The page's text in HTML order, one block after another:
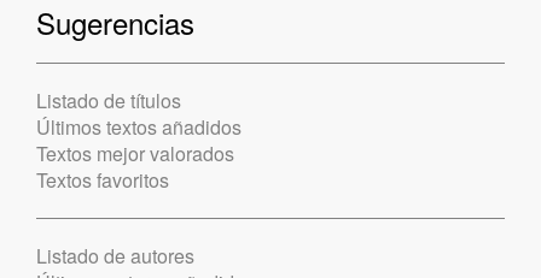
Sugerencias
Listado de títulos
Últimos textos añadidos
Textos mejor valorados
Textos favoritos
Listado de autores